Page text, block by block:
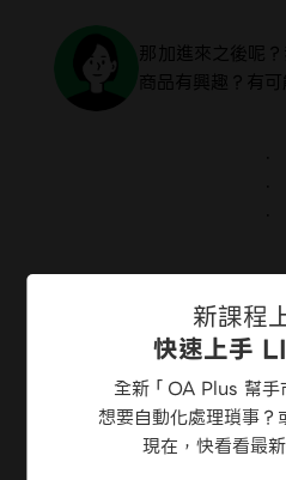
那加進來之後呢
商品有興趣？有可
新課程
快速上手
全新「OA Plus 幫手
想要自動化處理瑣事？
現在，快看看最